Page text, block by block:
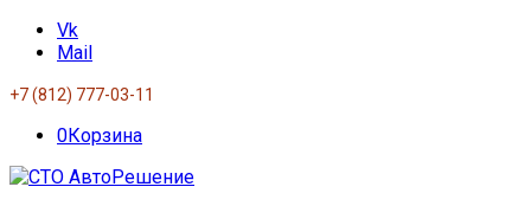
Vk
Mail
+7 (812) 777-03-11
0Корзина